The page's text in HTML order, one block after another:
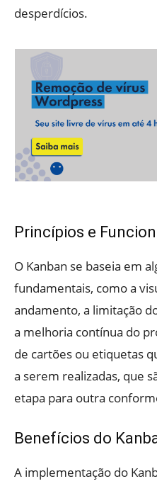
desperdícios.
Princípios e
O Kanban se baseia em
fundamentais, como a
andamento, a limitação
a melhoria contínua do
de cartões ou etiquetas
a serem realizadas, que
etapa para outra
Benefícios do
A implementação do